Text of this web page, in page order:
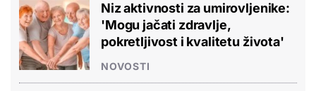
Niz aktivnosti za umirovljenike:
'Mogu jačati zdravlje,
pokretljivost i kvalitetu života'
NOVOSTI